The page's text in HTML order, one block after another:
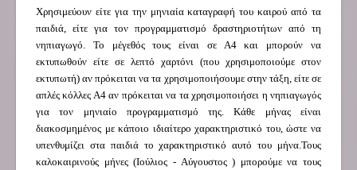
Χρησιμεύουν είτε για την μηνιαία καταγραφή του καιρού από τα
παιδιά, είτε για τον προγραμματισμό δραστηριοτήτων από τη
νηπιαγωγό. Το μέγεθός τους είναι σε Α4 και μπορούν να
εκτυπωθούν είτε σε λεπτό χαρτόνι (που χρησιμοποιούμε στον
εκτυπωτή) αν πρόκειται να τα χρησιμοποιήσουμε στην τάξη, είτε σε
απλές κόλλες Α4 αν πρόκειται να τα χρησιμοποιήσει η νηπιαγωγός
για τον μηνιαίο προγραμματισμό της. Κάθε μήνας είναι
διακοσμημένος με κάποιο ιδιαίτερο χαρακτηριστικό του, ώστε να
υπενθυμίζει στα παιδιά το χαρακτηριστικό αυτό του μήνα.Τους
καλοκαιρινούς μήνες (Ιούλιος - Αύγουστος ) μπορούμε να τους